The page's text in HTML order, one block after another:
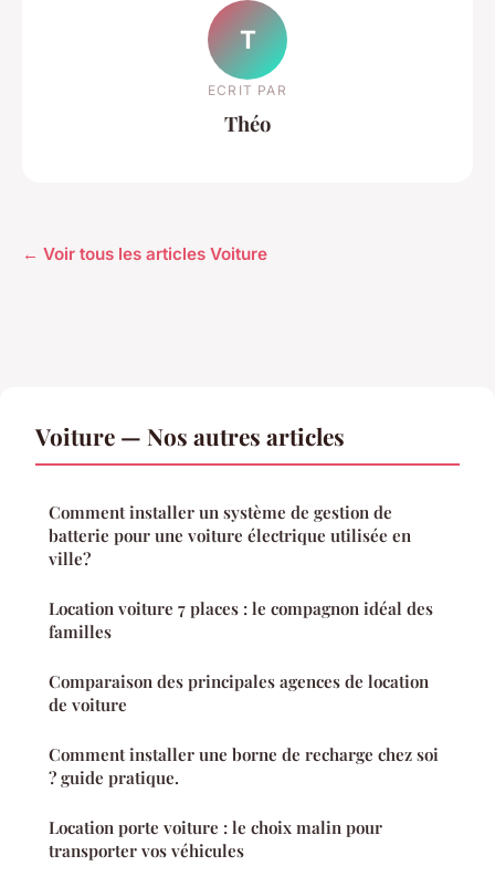
T
ECRIT PAR
Théo
← Voir tous les articles Voiture
Voiture — Nos autres articles
Comment installer un système de gestion de
batterie pour une voiture électrique utilisée en
ville?
Location voiture 7 places : le compagnon idéal des
familles
Comparaison des principales agences de location
de voiture
Comment installer une borne de recharge chez soi
? guide pratique.
Location porte voiture : le choix malin pour
transporter vos véhicules